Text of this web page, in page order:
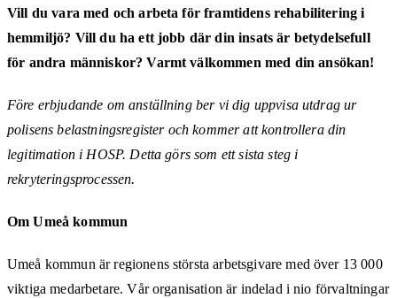
Vill du vara med och arbeta för framtidens rehabilitering i
hemmiljö? Vill du ha ett jobb där din insats är betydelsefull
för andra människor? Varmt välkommen med din ansökan!
Före erbjudande om anställning ber vi dig uppvisa utdrag ur
polisens belastningsregister och kommer att kontrollera din
legitimation i HOSP. Detta görs som ett sista steg i
rekryteringsprocessen.
Om Umeå kommun
Umeå kommun är regionens största arbetsgivare med över 13 000
viktiga medarbetare. Vår organisation är indelad i nio förvaltningar